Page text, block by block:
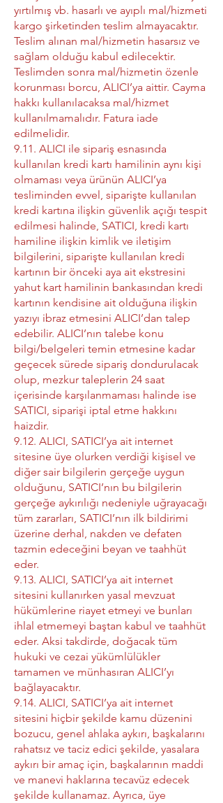
yırtılmış vb. hasarlı ve ayıplı mal/hizmeti
kargo şirketinden teslim almayacaktır.
Teslim alınan mal/hizmetin hasarsız ve
sağlam olduğu kabul edilecektir.
Teslimden sonra mal/hizmetin özenle
korunması borcu, ALICI’ya aittir. Cayma
hakkı kullanılacaksa mal/hizmet
kullanılmamalıdır. Fatura iade
edilmelidir.
9.11. ALICI ile sipariş esnasında
kullanılan kredi kartı hamilinin aynı kişi
olmaması veya ürünün ALICI’ya
tesliminden evvel, siparişte kullanılan
kredi kartına ilişkin güvenlik açığı tespit
edilmesi halinde, SATICI, kredi kartı
hamiline ilişkin kimlik ve iletişim
bilgilerini, siparişte kullanılan kredi
kartının bir önceki aya ait ekstresini
yahut kart hamilinin bankasından kredi
kartının kendisine ait olduğuna ilişkin
yazıyı ibraz etmesini ALICI’dan talep
edebilir. ALICI’nın talebe konu
bilgi/belgeleri temin etmesine kadar
geçecek sürede sipariş dondurulacak
olup, mezkur taleplerin 24 saat
içerisinde karşılanmaması halinde ise
SATICI, siparişi iptal etme hakkını
haizdir.
9.12. ALICI, SATICI’ya ait internet
sitesine üye olurken verdiği kişisel ve
diğer sair bilgilerin gerçeğe uygun
olduğunu, SATICI’nın bu bilgilerin
gerçeğe aykırılığı nedeniyle uğrayacağı
tüm zararları, SATICI’nın ilk bildirimi
üzerine derhal, nakden ve defaten
tazmin edeceğini beyan ve taahhüt
eder.
9.13. ALICI, SATICI’ya ait internet
sitesini kullanırken yasal mevzuat
hükümlerine riayet etmeyi ve bunları
ihlal etmemeyi baştan kabul ve taahhüt
eder. Aksi takdirde, doğacak tüm
hukuki ve cezai yükümlülükler
tamamen ve münhasıran ALICI’yı
bağlayacaktır.
9.14. ALICI, SATICI’ya ait internet
sitesini hiçbir şekilde kamu düzenini
bozucu, genel ahlaka aykırı, başkalarını
rahatsız ve taciz edici şekilde, yasalara
aykırı bir amaç için, başkalarının maddi
ve manevi haklarına tecavüz edecek
şekilde kullanamaz. Ayrıca, üye